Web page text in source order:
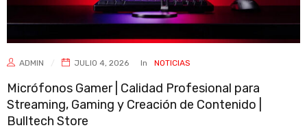
ADMIN JULIO 4, 2026 In NOTICIAS
Micrófonos Gamer | Calidad Profesional para
Streaming, Gaming y Creación de Contenido |
Bulltech Store